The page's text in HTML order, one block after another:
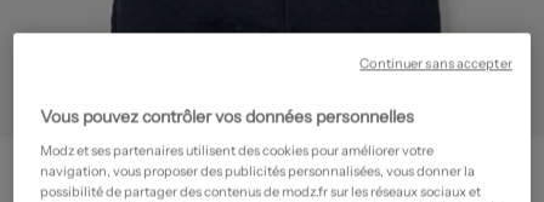
ELLE EST OU LA MER
Combishort - Col carré - Outlet
Vous pouvez contrôler vos données personnelles
Modz et ses partenaires utilisent des cookies pour améliorer votre
navigation, vous proposer des publicités personnalisées, vous donner la
possibilité de partager des contenus de modz.fr sur les réseaux sociaux et
Continuer sans accepter